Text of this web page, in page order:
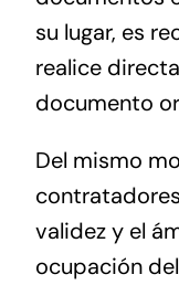
su lugar, es
realice
documento
Del mismo
validez y el
ocupación